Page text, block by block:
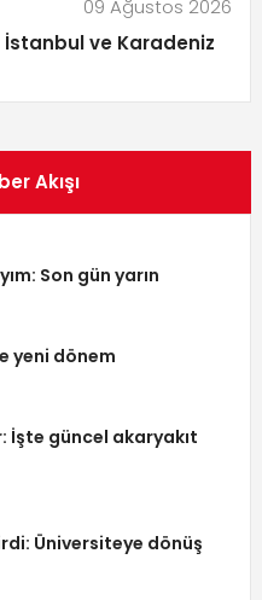
09 Ağustos 2026
ve Karadeniz
Akışı
Son gün yarın
yeni dönem
İşte güncel akaryakıt
Üniversiteye dönüş